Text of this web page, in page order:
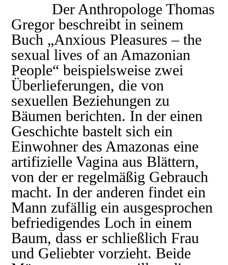
Der Anthropologe Thomas
Gregor beschreibt in seinem
Buch „Anxious Pleasures – the
sexual lives of an Amazonian
People“ beispielsweise zwei
Überlieferungen, die von
sexuellen Beziehungen zu
Bäumen berichten. In der einen
Geschichte bastelt sich ein
Einwohner des Amazonas eine
artifizielle Vagina aus Blättern,
von der er regelmäßig Gebrauch
macht. In der anderen findet ein
Mann zufällig ein ausgesprochen
befriedigendes Loch in einem
Baum, dass er schließlich Frau
und Geliebter vorzieht. Beide